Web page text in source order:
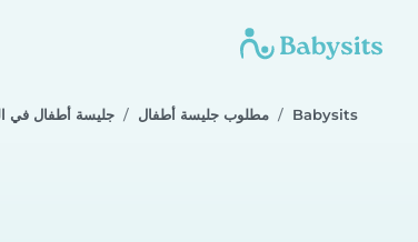
Babysits مطلوب جليسة أطفال جليسة أطفال في